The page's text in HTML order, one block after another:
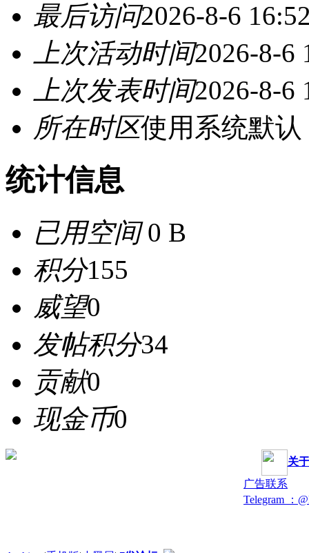
最后访问2026-8-6
上次活动时间2026-8-6
上次发表时间2026-8-6
所在时区使用系统默认
统计信息
已用空间0 B
积分155
威望0
发帖积分34
贡献0
现金币0
关
广告联系
Telegram ：